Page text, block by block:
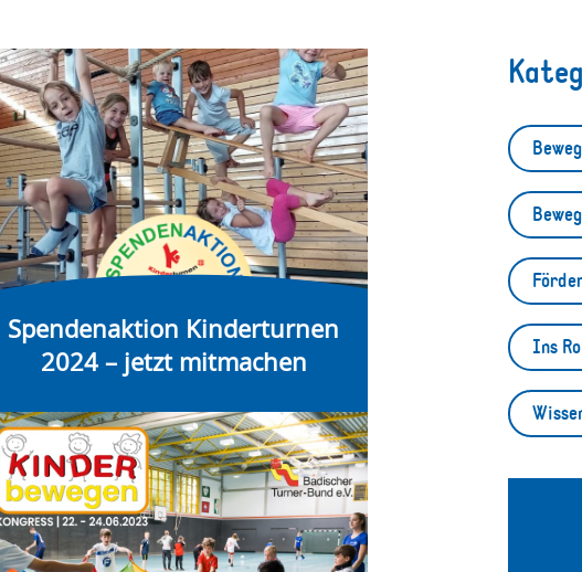
Spendenaktion Kinderturnen
2024 – jetzt mitmachen
Ins